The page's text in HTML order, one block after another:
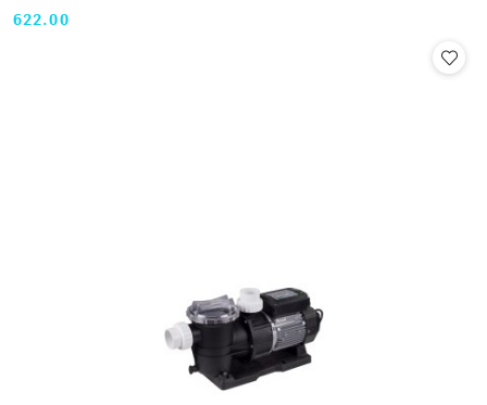
Cena:
622.00